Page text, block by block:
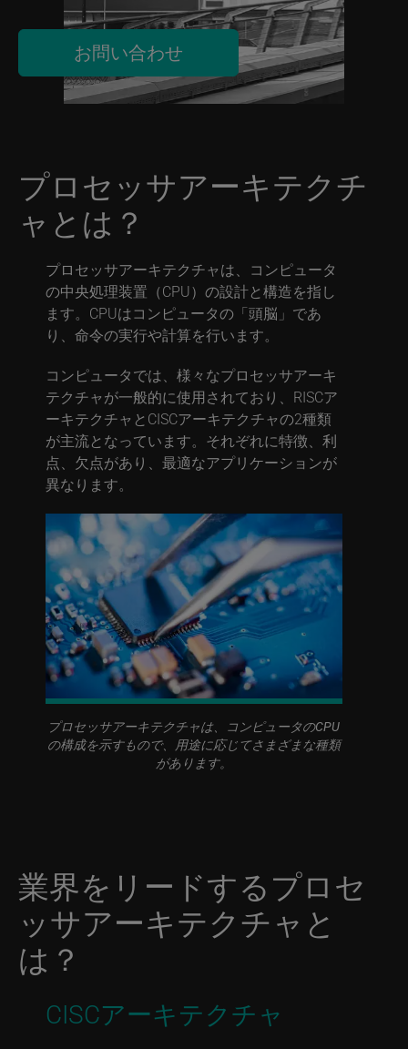
お問い合わせ
プロセッサアーキテクチ
ャとは？
プロセッサアーキテクチャは、コンピュータ
の中央処理装置（CPU）の設計と構造を指し
ます。CPUはコンピュータの「頭脳」であ
り、命令の実行や計算を行います。
コンピュータでは、様々なプロセッサアーキ
テクチャが一般的に使用されており、RISCア
ーキテクチャとCISCアーキテクチャの2種類
が主流となっています。それぞれに特徴、利
点、欠点があり、最適なアプリケーションが
異なります。
プロセッサアーキテクチャは、コンピュータのCPU
の構成を示すもので、用途に応じてさまざまな種類
があります。
業界をリードするプロセ
ッサアーキテクチャと
は？
CISCアーキテクチャ